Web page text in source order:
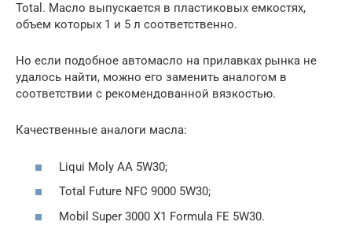
Total. Масло выпускается в пластиковых емкостях,
объем которых 1 и 5 л соответственно.
Но если подобное автомасло на прилавках рынка не
удалось найти, можно его заменить аналогом в
соответствии с рекомендованной вязкостью.
Качественные аналоги масла:
Liqui Moly AA 5W30;
Total Future NFC 9000 5W30;
Mobil Super 3000 X1 Formula FE 5W30.